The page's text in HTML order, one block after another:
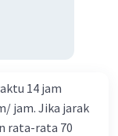
14 jam
jam. Jika jarak
rata-rata 70